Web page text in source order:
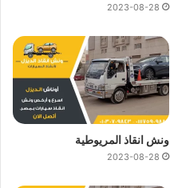
2023-08-28
ونش انقاذ المريوطية
2023-08-28